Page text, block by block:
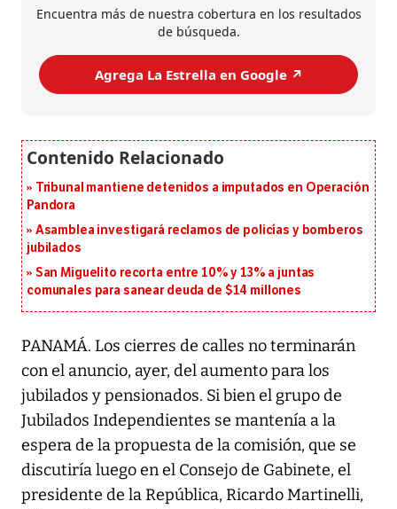
Encuentra más de nuestra cobertura en los resultados
de búsqueda.
Agrega La Estrella en Google ↗️
Tribunal mantiene detenidos a imputados en Operación
Pandora
Asamblea investigará reclamos de policías y bomberos
jubilados
San Miguelito recorta entre 10% y 13% a juntas
comunales para sanear deuda de $14 millones
PANAMÁ. Los cierres de calles no terminarán
con el anuncio, ayer, del aumento para los
jubilados y pensionados. Si bien el grupo de
Jubilados Independientes se mantenía a la
espera de la propuesta de la comisión, que se
discutiría luego en el Consejo de Gabinete, el
presidente de la República, Ricardo Martinelli,